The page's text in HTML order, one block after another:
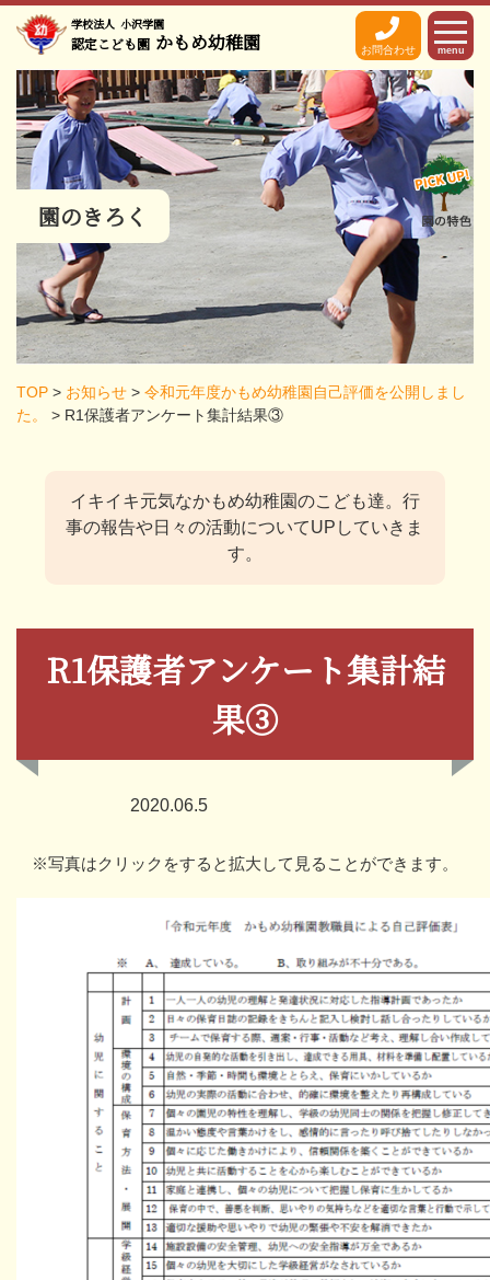
学校法人 小沢学園
認定こども園 かもめ幼稚園 お問合わせ menu
園のきろく
TOP > お知らせ > 令和元年度かもめ幼稚園自己評価を公開しまし
た。
> R1保護者アンケート集計結果③
イキイキ元気なかもめ幼稚園のこども達。 行
事の報告や日々の活動についてUPしていきま
す。
R1保護者アンケート集計結
果③
2020.06.5
※写真はクリックをすると拡大して見ることができます。